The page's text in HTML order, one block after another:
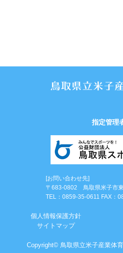
指定管理
[お問い合わせ先]
〒683-0802 鳥取県米子市
TEL：0859-35-0611 FAX：
個⼈情報保護⽅針
サイトマップ
Copyright© 鳥取県立米子産業体